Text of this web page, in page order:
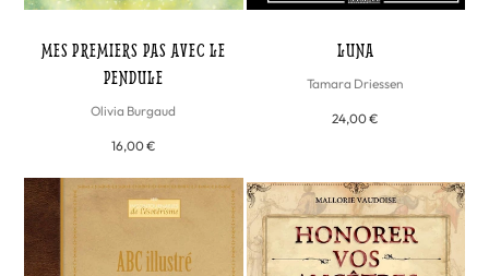
MES PREMIERS PAS AVEC LE
PENDULE
Olivia Burgaud
16,00 €
LUNA
Tamara Driessen
24,00 €